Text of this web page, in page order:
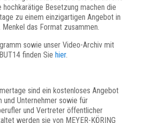
hochkarätige Besetzung machen die
zu einem einzigartigen Angebot in
Menkel das Format zusammen.
sowie unser Video-Archiv mit
finden Sie hier.
sind ein kostenloses Angebot
und Unternehmer sowie für
und Vertreter öffentlicher
werden sie von MEYER-KÖRING